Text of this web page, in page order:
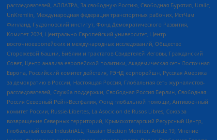
расследователей, АЛЛАТРА, За свободную Россию, Свободная Бурятия, Uralic,
UnKremlin, Международная федерация транспортных рабочих, ИстЧам
Финланд, Гудзоновский институт, Фонд Демократического Развития,
Комитет-2024, Центрально-Европейский университет, Центр
восточноевропейских и международных исследований, Общество
Сторожевой башни, Библии и трактатов Свидетелей Иеговы, Гражданский
Совет, Центр анализа европейской политики, Академическая сеть Восточная
Европа, Российский комитет действия, РЭНД корпорейшн, Русская Америка
за демократию в России, Настоящая Россия, Глобальная сеть журналистов-
расследователей, Служба поддержки, Свободная Россия Берлин, Свободная
Россия Северный Рейн-Вестфалия, Фонд глобальной помощи, Антивоенный
комитет России, Russie-Libertes, La Asocicion de Rusos Libres, Союз за
возвращение Северных территорий, Крымскотатарский Ресурсный Центр,
Глобальный союз IndustriALL, Russian Election Monitor, Article 19, Мнение